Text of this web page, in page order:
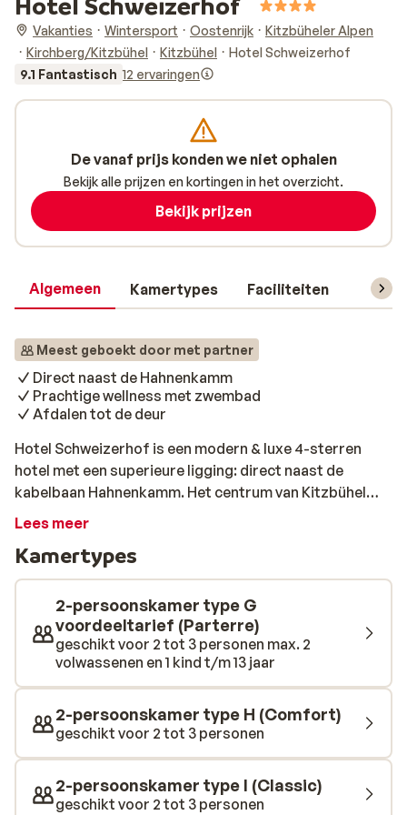
Vakanties Wintersport Oostenrijk
Kitzbüheler Alpen
Kirchberg/Kitzbühel
Kitzbühel
Hotel Schweizerhof
9.1 Fantastisch 12 ervaringen
Algemeen Kamertypes Faciliteiten
Meest geboekt door met partner
Direct naast de Hahnenkamm
Prachtige wellness met zwembad
Afdalen tot de deur
Hotel Schweizerhof is een modern & luxe 4-sterren
hotel met een superieure ligging: direct naast de
kabelbaan Hahnenkamm. Het centrum van Kitzbühel
bevindt zich op slechts 10 minuten lopen van het hotel
hotel afdalen. Het gastvrije personeel, onder leiding
van hotel manager Christian Klackl, staat hier elke dag
voor je klaar en zal proberen om tijdens je vakantie al je
wensen te vervullen. Geniet in dit unieke hotel van een
drankje aan de bar, dineer in het exclusieve restaurant
en geniet van het binnenzwembad en de spa. Kortom:
het ideale hotel voor een geweldige
wintersportvakantie in Kitzbühel! De modern ingerichte
kamers zijn allemaal ruim en voorzien van de bekende
heerlijke dikke Oostenrijkse dekbedden, die garant
staan voor een goede nachtrust. Daarnaast is er nog
een gezellige zithoek met tv en een comfortabele
Lees meer
Kamertypes
2-persoonskamer type G
voordeeltarief (Parterre)
geschikt voor 2 tot 3 personen max. 2
volwassenen en 1 kind t/m 13 jaar
2-persoonskamer type H (Comfort)
geschikt voor 2 tot 3 personen
2-persoonskamer type I (Classic)
geschikt voor 2 tot 3 personen
De vanaf prijs konden we niet ophalen
Bekijk alle prijzen en kortingen in het overzicht.
Bekijk prijzen